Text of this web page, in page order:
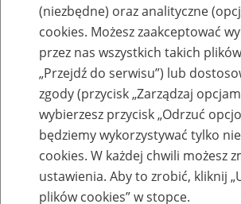
Szkolenia
Zaproś ZUS do siebie:
(niezbędne) oraz analityczne
cookies. Możesz zaakceptować
przez nas wszystkich takich
„Przejdź do serwisu”) lub
zgody (przycisk „Zarządzaj
wybierzesz przycisk „Odrzuć
będziemy wykorzystywać tylko
cookies. W każdej chwili możesz
ustawienia. Aby to zrobić, kliknij
plików cookies” w stopce.